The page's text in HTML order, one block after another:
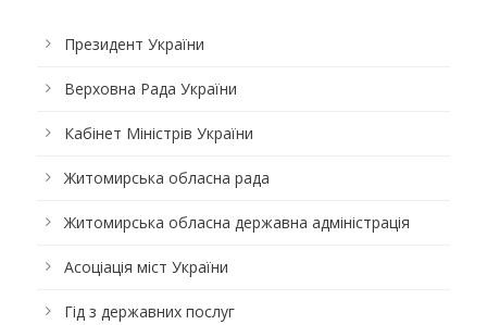
Президент України
Верховна Рада України
Кабінет Міністрів України
Житомирська обласна рада
Житомирська обласна державна адміністрація
Асоціація міст України
Гід з державних послуг